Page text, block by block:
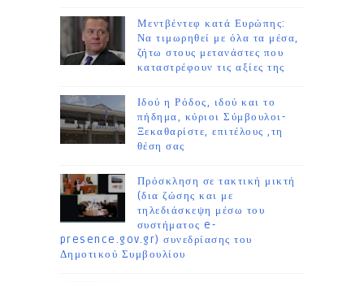
Μεντβέντεφ κατά Ευρώπης:
Να τιμωρηθεί με όλα τα μέσα,
ζήτω στους μετανάστες που
καταστρέφουν τις αξίες της
Ιδού η Ρόδος, ιδού και το
πήδημα, κύριοι Σύμβουλοι-
Ξεκαθαρίστε, επιτέλους ,τη
θέση σας
Πρόσκληση σε τακτική μικτή
(δια ζώσης και με
τηλεδιάσκεψη μέσω του
συστήματος e-
presence.gov.gr) συνεδρίασης του
Δημοτικού Συμβουλίου